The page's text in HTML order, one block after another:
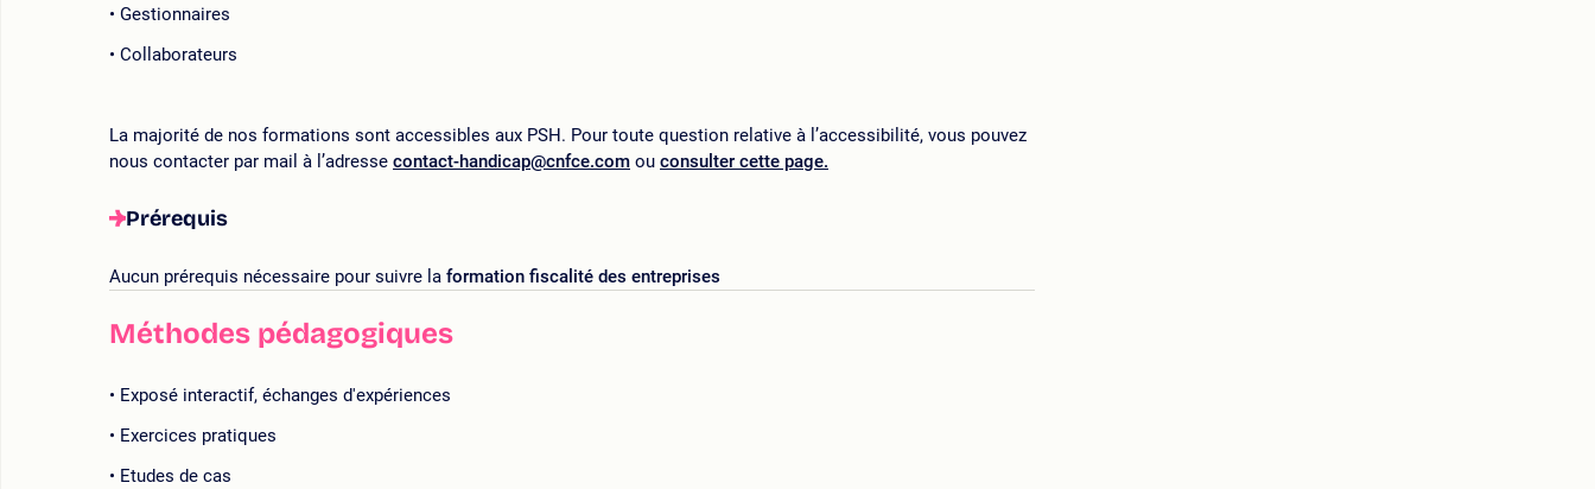
Gestionnaires
Collaborateurs
La majorité de nos formations sont accessibles aux PSH. Pour toute question relative à l’accessibilité, vous pouvez
nous contacter par mail à l’adresse contact-handicap@cnfce.com ou consulter cette page.
Prérequis
Aucun prérequis nécessaire pour suivre la formation fiscalité des entreprises
Méthodes pédagogiques
Exposé interactif, échanges d'expériences
Exercices pratiques
Etudes de cas